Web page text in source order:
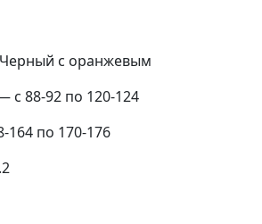
с оранжевым
с 88-92 по 120-124
164 по 170-176